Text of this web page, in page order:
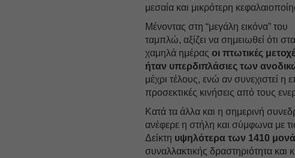
μεσαία και μικρότερη
Μένοντας στη “μεγάλη εικόνα” του
ταμπλώ, αξίζει να σημειωθεί ότι στα
χαμηλά ημέραςοι πτωτικές
ήταν υπερδιπλάσιες των
μέχρι τέλους, ενώ αν συνεχιστεί
προσεκτικές κινήσεις από τους
Κατά τα άλλα και η σημερινή
ανέφερε η στήλη και σύμφωνα με
Δείκτη υψηλότερα των 1410
συναλλακτικής δραστηριότητα